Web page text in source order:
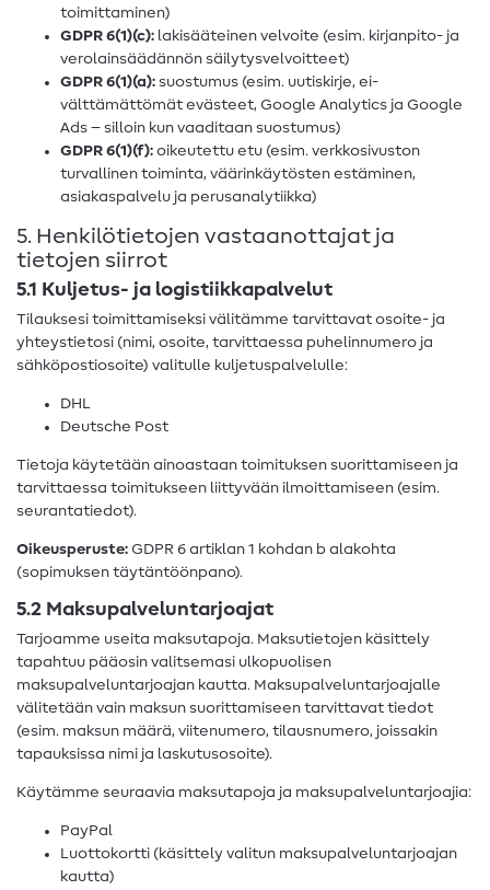
toimittaminen)
GDPR 6(1)(c): lakisääteinen velvoite (esim. kirjanpito- ja
verolainsäädännön säilytysvelvoitteet)
GDPR 6(1)(a): suostumus (esim. uutiskirje, ei-
välttämättömät evästeet, Google Analytics ja Google
Ads – silloin kun vaaditaan suostumus)
GDPR 6(1)(f): oikeutettu etu (esim. verkkosivuston
turvallinen toiminta, väärinkäytösten estäminen,
asiakaspalvelu ja perusanalytiikka)
5. Henkilötietojen vastaanottajat ja
tietojen siirrot
5.1 Kuljetus- ja logistiikkapalvelut
Tilauksesi toimittamiseksi välitämme tarvittavat osoite- ja
yhteystietosi (nimi, osoite, tarvittaessa puhelinnumero ja
sähköpostiosoite) valitulle kuljetuspalvelulle:
DHL
Deutsche Post
Tietoja käytetään ainoastaan toimituksen suorittamiseen ja
tarvittaessa toimitukseen liittyvään ilmoittamiseen (esim.
seurantatiedot).
Oikeusperuste: GDPR 6 artiklan 1 kohdan b alakohta
(sopimuksen täytäntöönpano).
5.2 Maksupalveluntarjoajat
Tarjoamme useita maksutapoja. Maksutietojen käsittely
tapahtuu pääosin valitsemasi ulkopuolisen
maksupalveluntarjoajan kautta. Maksupalveluntarjoajalle
välitetään vain maksun suorittamiseen tarvittavat tiedot
(esim. maksun määrä, viitenumero, tilausnumero, joissakin
tapauksissa nimi ja laskutusosoite).
Käytämme seuraavia maksutapoja ja maksupalveluntarjoajia:
PayPal
Luottokortti (käsittely valitun maksupalveluntarjoajan
kautta)